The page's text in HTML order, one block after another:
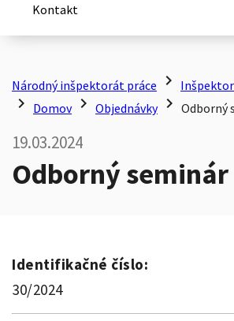
Kontakt
Národný inšpektorát práce chevron_right
chevron_right Domov chevron_right Objednávky chevron_right Odborný
19.03.2024
Odborný seminár
Identifikačné číslo:
30/2024